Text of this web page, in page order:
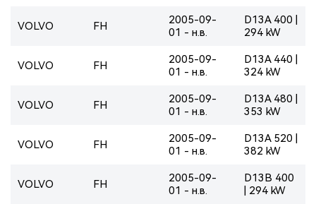
VOLVO FH
2005-09-
01 - н.в.
D13A 400 |
294 kW
VOLVO FH
2005-09-
01 - н.в.
D13A 440 |
324 kW
VOLVO FH
2005-09-
01 - н.в.
D13A 480 |
353 kW
VOLVO FH
2005-09-
01 - н.в.
D13A 520 |
382 kW
VOLVO FH
2005-09-
01 - н.в.
D13B 400
| 294 kW